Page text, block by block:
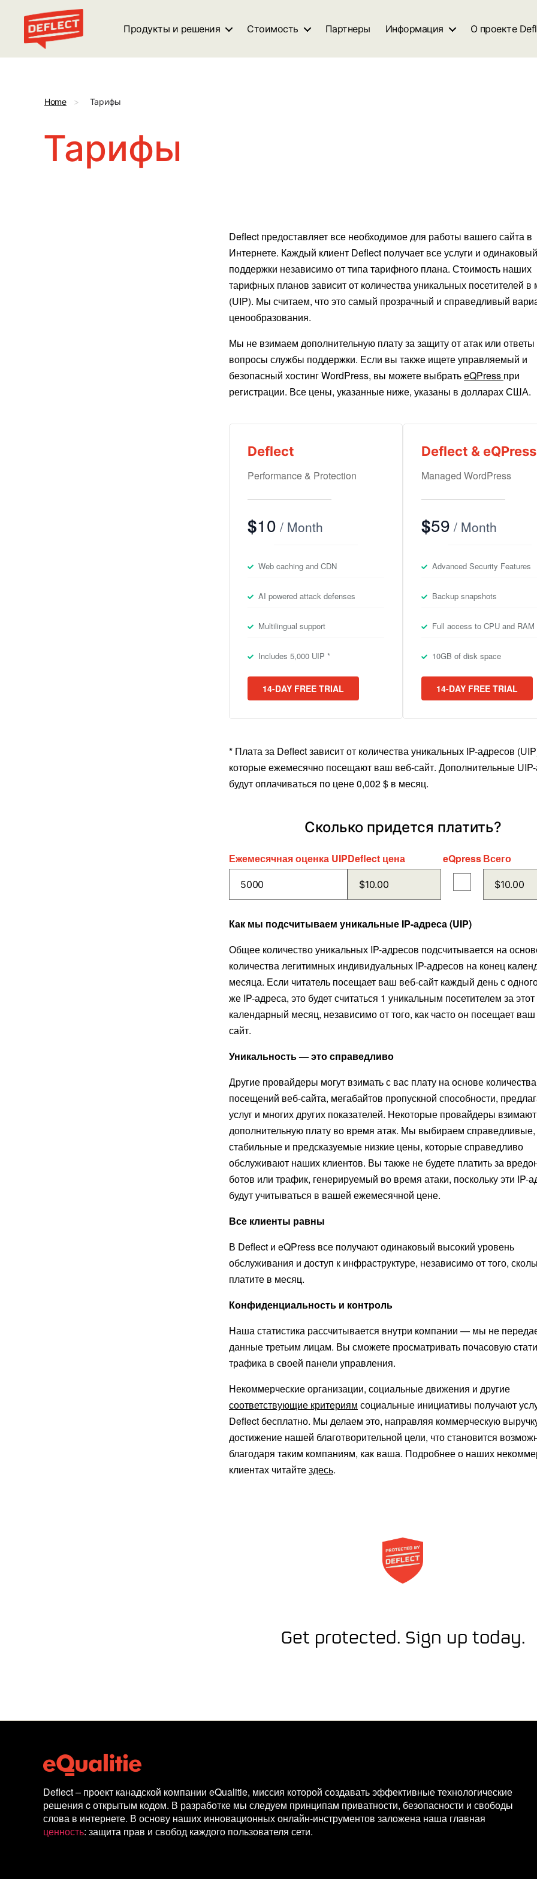
Deflect
Продукты и решения Стоимость Партнеры Информация О проекте
Home > Тарифы
Тарифы
Deflect предоставляет все необходимое для работы вашего сайта в
Интернете. Каждый клиент Deflect получает все услуги и
поддержки независимо от типа тарифного плана. Стоимость наших
тарифных планов зависит от количества уникальных посетителей в
(UIP). Мы считаем, что это самый прозрачный и справедливый
ценообразования.
Мы не взимаем дополнительную плату за защиту от атак или
вопросы службы поддержки. Если вы также ищете управляемый и
безопасный хостинг WordPress, вы можете выбратьeQPress при
регистрации. Все цены, указанные ниже, указаны в долларах США.
Deflect
Performance & Protection
$10 / Month
Web caching and CDN
AI powered attack defenses
Multilingual support
Includes 5,000 UIP *
14-DAY FREE TRIAL
Deflect & eQPress
Managed WordPress
$59 / Month
Advanced Security Features
Backup snapshots
Full access to CPU and RAM
10GB of disk space
14-DAY FREE TRIAL
* Плата за Deflect зависит от количества уникальных IP-адресов
которые ежемесячно посещают ваш веб-сайт. Дополнительные
будут оплачиваться по цене 0,002 $ в месяц.
Сколько придется платить?
Ежемесячная оценка UIPDeflect цена eQpressВсего
Как мы подсчитываем уникальные IP-адреса (UIP)
Общее количество уникальных IP-адресов подсчитывается на
количества легитимных индивидуальных IP-адресов на конец
месяца. Если читатель посещает ваш веб-сайт каждый день с
же IP-адреса, это будет считаться 1 уникальным посетителем за этот
календарный месяц, независимо от того, как часто он посещает
сайт.
Уникальность — это справедливо
Другие провайдеры могут взимать с вас плату на основе количества
посещений веб-сайта, мегабайтов пропускной способности,
услуг и многих других показателей. Некоторые провайдеры взимают
дополнительную плату во время атак. Мы выбираем справедливые,
стабильные и предсказуемые низкие цены, которые справедливо
обслуживают наших клиентов. Вы также не будете платить за
ботов или трафик, генерируемый во время атаки, поскольку эти IP-
будут учитываться в вашей ежемесячной цене.
Все клиенты равны
В Deflect и eQPress все получают одинаковый высокий уровень
обслуживания и доступ к инфраструктуре, независимо от того,
платите в месяц.
Конфиденциальность и контроль
Наша статистика рассчитывается внутри компании — мы не
данные третьим лицам. Вы сможете просматривать почасовую
трафика в своей панели управления.
Некоммерческие организации, социальные движения и другие
соответствующие критериям социальные инициативы получают
Deflect бесплатно. Мы делаем это, направляя коммерческую
достижение нашей благотворительной цели, что становится
благодаря таким компаниям, как ваша. Подробнее о наших
клиентах читайтездесь.
Get protected. Sign up today.
Deflect – проект канадской компании eQualitie, миссия которой создавать эффективные технологические
решения c открытым кодом. В разработке мы следуем принципам приватности, безопасности и свободы
слова в интернете. В основу наших инновационных онлайн-инструментов заложена наша главная
ценность: защита прав и свобод каждого пользователя сети.